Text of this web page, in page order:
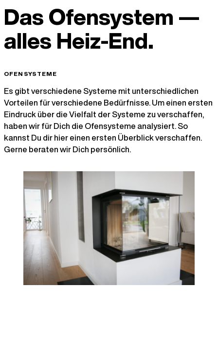
Das Ofensystem —
alles Heiz-End.
OFENSYSTEME
Es gibt verschiedene Systeme mit unterschiedlichen
Vorteilen für verschiedene Bedürfnisse. Um einen ersten
Eindruck über die Vielfalt der Systeme zu verschaffen,
haben wir für Dich die Ofensysteme analysiert. So
kannst Du dir hier einen ersten Überblick verschaffen.
Gerne beraten wir Dich persönlich.